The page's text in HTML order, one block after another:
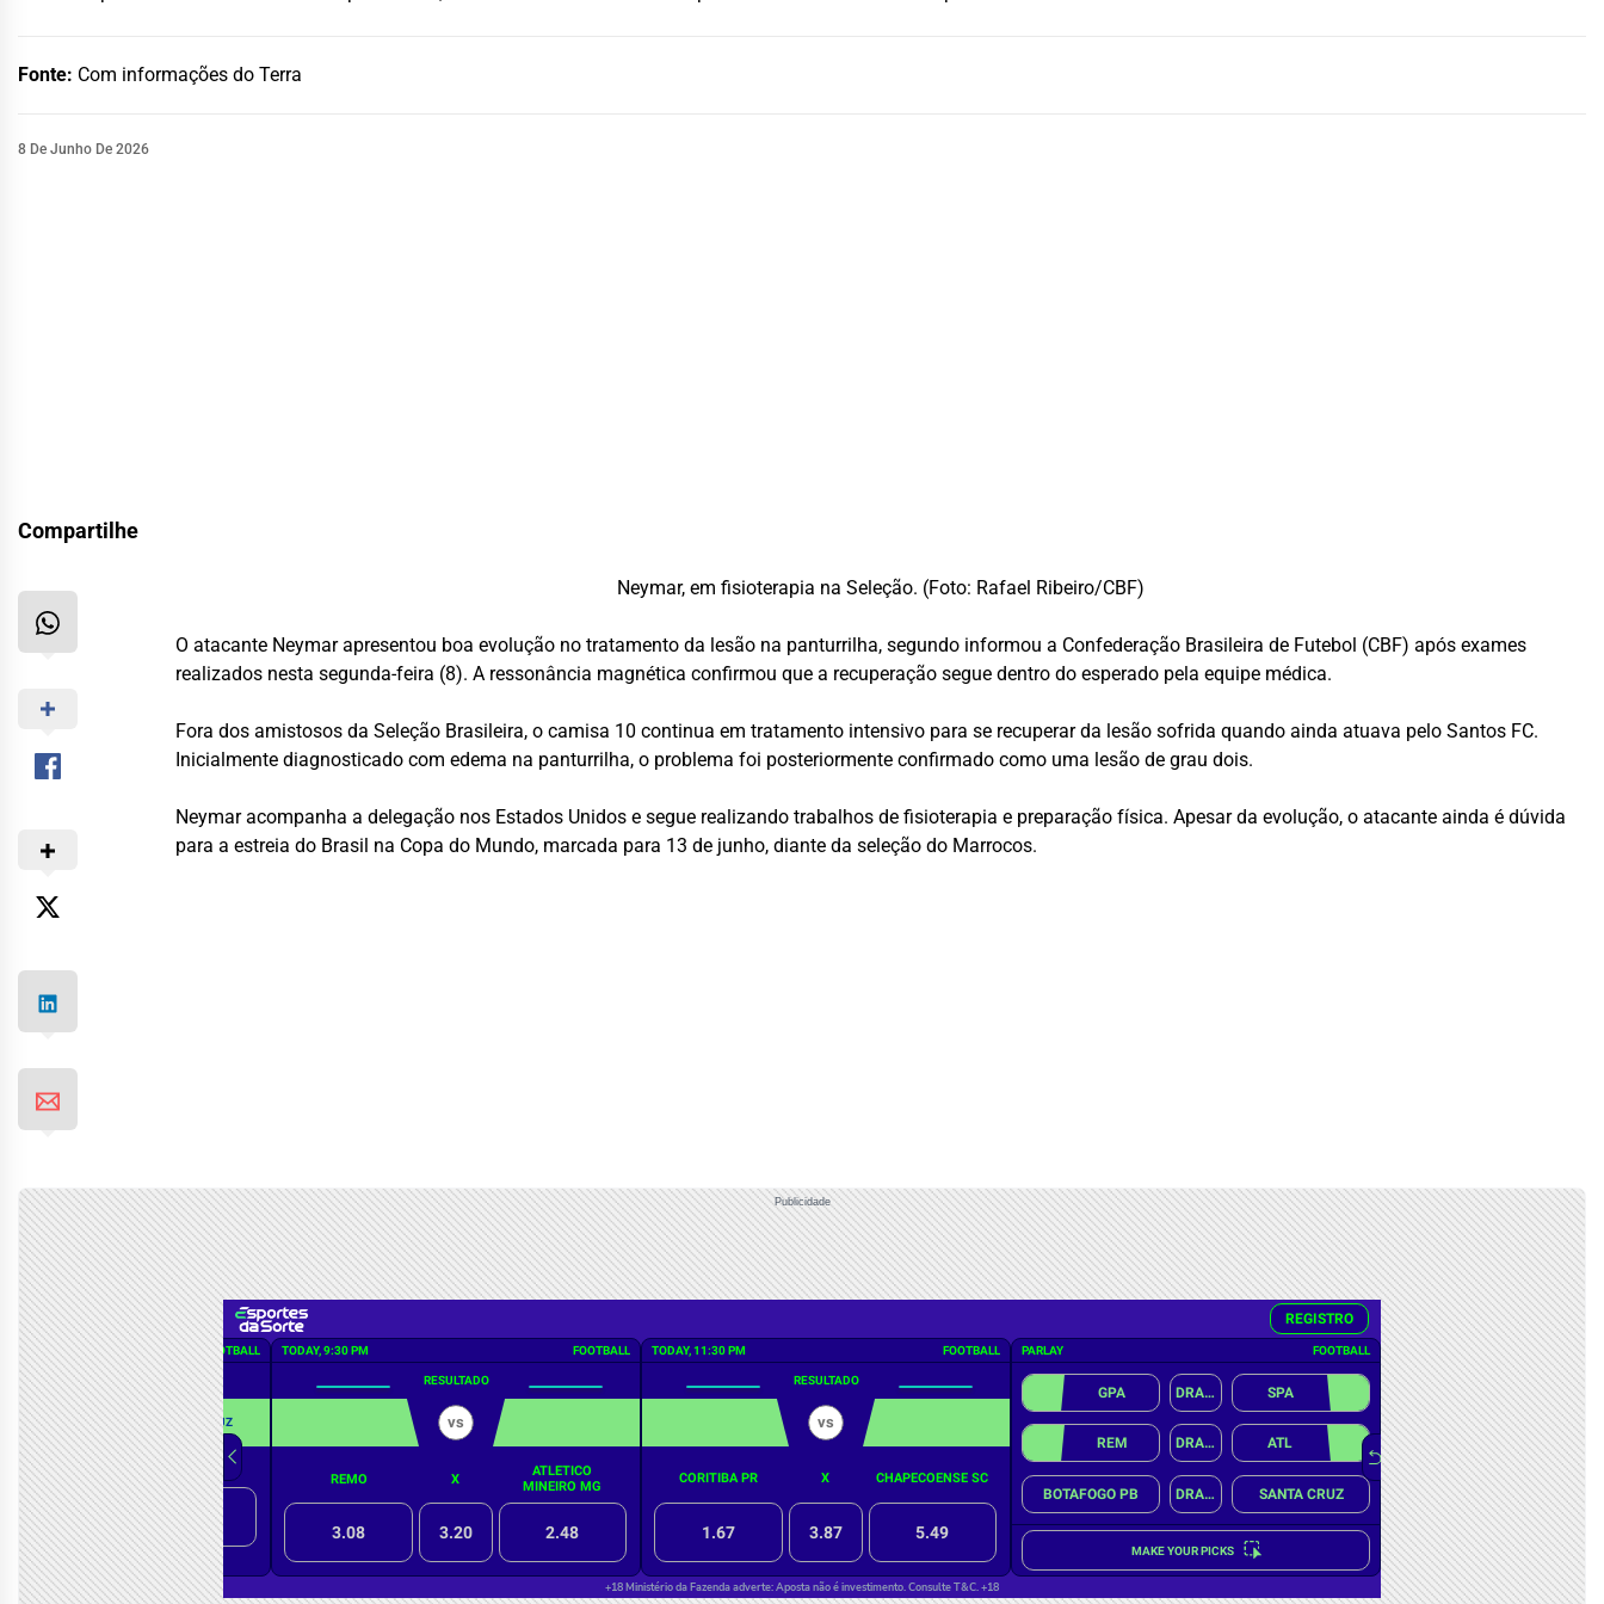
Fonte: Com informações do Terra
8 De Junho De 2026
Compartilhe
Neymar, em fisioterapia na Seleção. (Foto: Rafael Ribeiro/CBF)
O atacante Neymarapresentou boa evolução no tratamento da lesão na panturrilha, segundo informou a Confederação Brasileira de Futebol (CBF) após exames
realizados nesta segunda-feira (8). A ressonância magnética confirmou que a recuperação segue dentro do esperado pela equipe médica.
Fora dos amistosos da Seleção Brasileira, o camisa 10 continua em tratamento intensivo para se recuperar da lesão sofrida quando ainda atuava peloSantos FC.
Inicialmente diagnosticado com edema na panturrilha, o problema foi posteriormente confirmado como uma lesão de grau dois.
Neymar acompanha a delegação nos Estados Unidos e segue realizando trabalhos de fisioterapia e preparação física. Apesar da evolução, o atacante ainda é dúvida
para a estreia do Brasil na Copa do Mundo, marcada para 13 de junho, diante da seleção do Marrocos.
Publicidade